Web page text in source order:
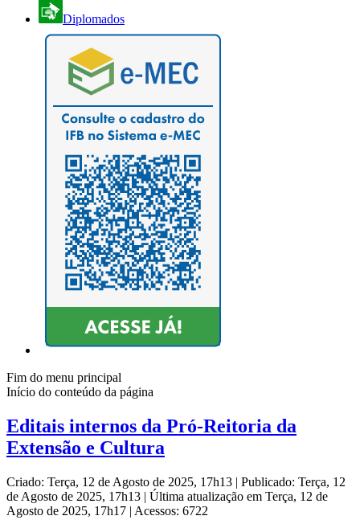
Diplomados
Fim do menu principal
Início do conteúdo da página
Editais internos da Pró-Reitoria da
Extensão e Cultura
Criado: Terça, 12 de Agosto de 2025, 17h13 | Publicado: Terça, 12
de Agosto de 2025, 17h13 | Última atualização em Terça, 12 de
Agosto de 2025, 17h17 | Acessos: 6722